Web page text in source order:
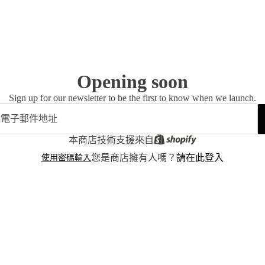
Opening soon
Sign up for our newsletter to be the first to know when we launch.
本商店技術支援來自
使用密碼輸入您是商店擁有人嗎？ 請在此登入